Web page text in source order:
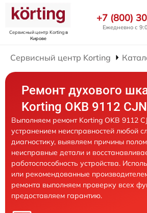
Сервисный центр Kortingв
Кирове
+7 (800)
Ежедневно с
Сервисный центр Korting
Ремонт духового
Korting OKB 9112
Выполняем ремонт Korting OKB 9112
устранением неисправностей любой
диагностику, выявляем причины
неисправные детали и
работоспособность устройства.
или рекомендованные
ремонта выполняем проверку всех
предоставляем гарантию.